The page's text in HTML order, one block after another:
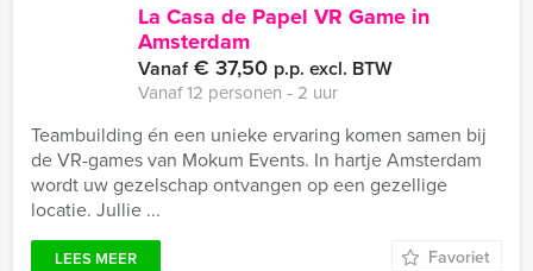
La Casa de Papel VR Game in
Amsterdam
Vanaf€ 37,50 p.p. excl. BTW
Vanaf 12 personen ‐ 2 uur
Teambuilding én een unieke ervaring komen samen bij
de VR-games van Mokum Events. In hartje Amsterdam
wordt uw gezelschap ontvangen op een gezellige
locatie. Jullie ...
LEES MEER Favoriet